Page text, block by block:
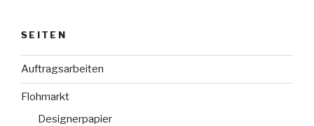
SEITEN
Auftragsarbeiten
Flohmarkt
Designerpapier